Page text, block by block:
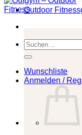
Suchen
nach:
Wunschliste
Anmelden /
Outdoor